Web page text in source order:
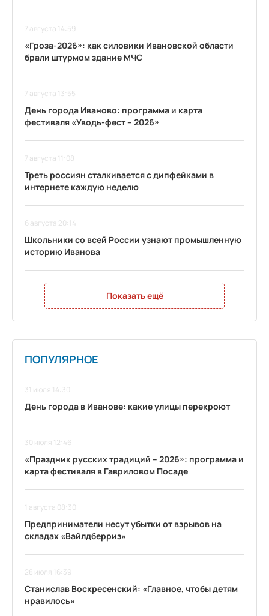
7 августа 14:59
«Гроза-2026»: как силовики Ивановской области
брали штурмом здание МЧС
7 августа 13:55
День города Иваново: программа и карта
фестиваля «Уводь-фест – 2026»
7 августа 11:08
Треть россиян сталкивается с дипфейками в
интернете каждую неделю
6 августа 20:14
Школьники со всей России узнают промышленную
историю Иванова
Показать ещё
ПОПУЛЯРНОЕ
31 июля 14:30
День города в Иванове: какие улицы перекроют
30 июля 12:46
«Праздник русских традиций – 2026»: программа и
карта фестиваля в Гавриловом Посаде
1 августа 08:30
Предприниматели несут убытки от взрывов на
складах «Вайлдберриз»
28 июля 16:39
Станислав Воскресенский: «Главное, чтобы детям
нравилось»